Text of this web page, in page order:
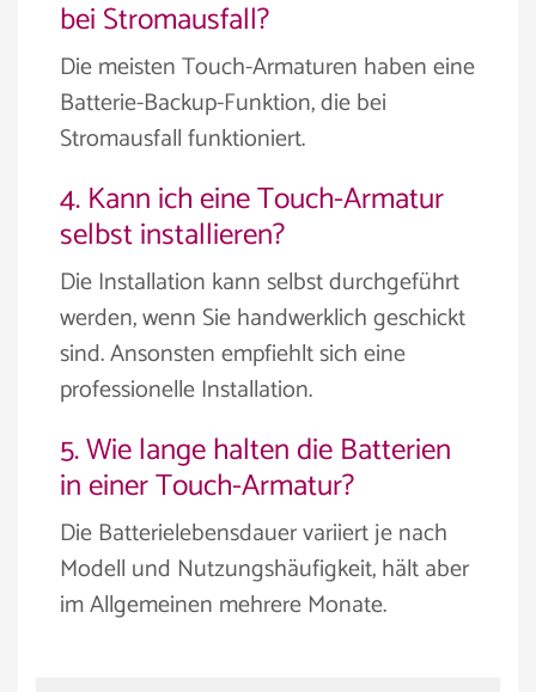
bei Stromausfall?
Die meisten Touch-Armaturen haben eine
Batterie-Backup-Funktion, die bei
Stromausfall funktioniert.
4. Kann ich eine Touch-Armatur
selbst installieren?
Die Installation kann selbst durchgeführt
werden, wenn Sie handwerklich geschickt
sind. Ansonsten empfiehlt sich eine
professionelle Installation.
5. Wie lange halten die Batterien
in einer Touch-Armatur?
Die Batterielebensdauer variiert je nach
Modell und Nutzungshäufigkeit, hält aber
im Allgemeinen mehrere Monate.